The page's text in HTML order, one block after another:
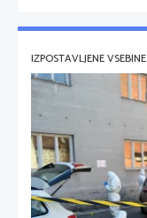
IZPOSTAVLJENE VSEBINE